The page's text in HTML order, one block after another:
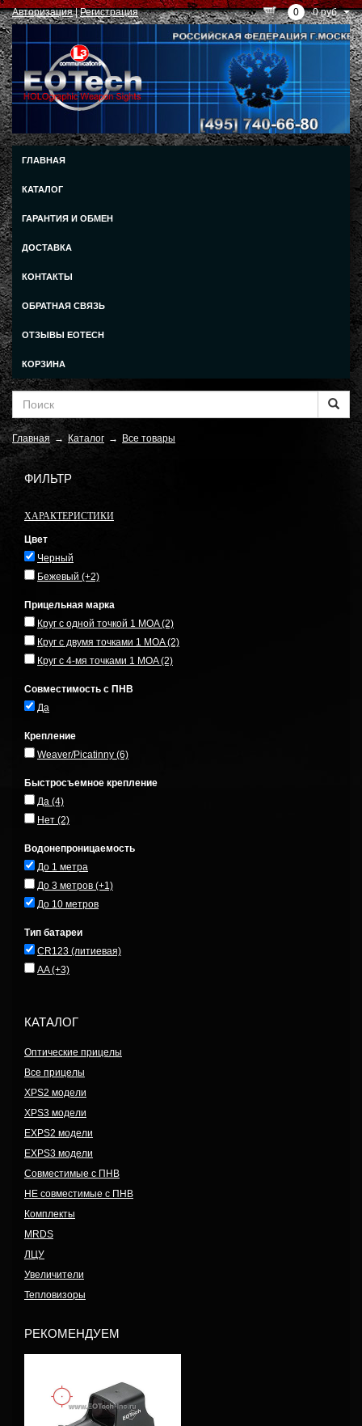
Авторизация|Регистрация 0 0 руб.
ГЛАВНАЯ
КАТАЛОГ
ГАРАНТИЯ И ОБМЕН
ДОСТАВКА
КОНТАКТЫ
ОБРАТНАЯ СВЯЗЬ
ОТЗЫВЫ EOTECH
КОРЗИНА
Главная → Каталог → Все товары
ФИЛЬТР
ХАРАКТЕРИСТИКИ
Цвет
Черный
Бежевый (+2)
Прицельная марка
Круг с одной точкой 1 MOA(2)
Круг с двумя точками 1 MOA(2)
Круг с 4-мя точками 1 MOA(2)
Совместимость с ПНВ
Да
Крепление
Weaver/Picatinny (6)
Быстросъемное крепление
Да (4)
Нет (2)
Водонепроницаемость
До 1 метра
До 3 метров (+1)
До 10 метров
Тип батареи
CR123 (литиевая)
AA(+3)
КАТАЛОГ
Оптические прицелы
Все прицелы
XPS2 модели
XPS3 модели
EXPS2 модели
EXPS3 модели
Совместимые с ПНВ
НЕ совместимые с ПНВ
Комплекты
MRDS
ЛЦУ
Увеличители
Тепловизоры
РЕКОМЕНДУЕМ